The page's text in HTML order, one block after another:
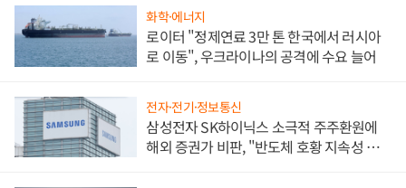
화학·에너지
로이터 "정제연료 3만 톤 한국에서 러시아
로 이동", 우크라이나의 공격에 수요 늘어
전자·전기·정보통신
삼성전자 SK하이닉스 소극적 주주환원에
해외 증권가 비판, "반도체 호황 지속성 의